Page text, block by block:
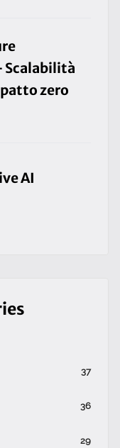
Scalabilità
zero
AI
37
36
29